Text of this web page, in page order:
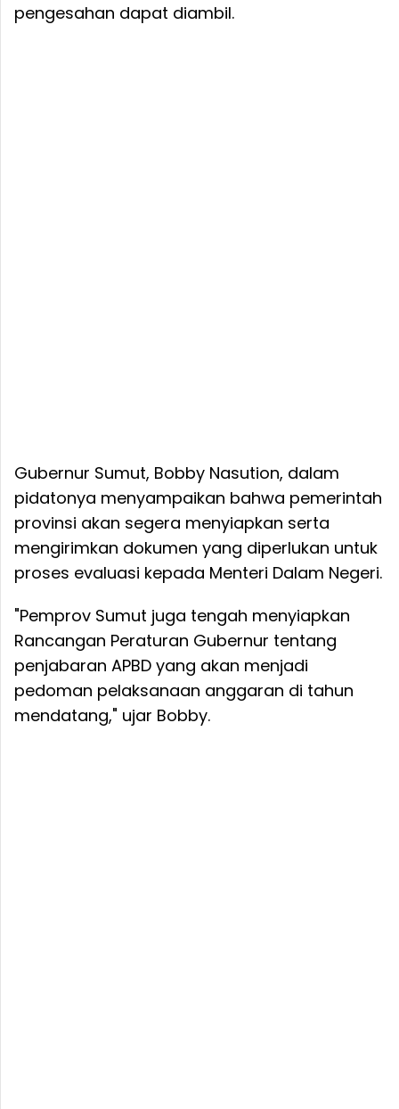
pengesahan dapat diambil.
Gubernur Sumut, Bobby Nasution, dalam
pidatonya menyampaikan bahwa pemerintah
provinsi akan segera menyiapkan serta
mengirimkan dokumen yang diperlukan untuk
proses evaluasi kepada Menteri Dalam Negeri.
"Pemprov Sumut juga tengah menyiapkan
Rancangan Peraturan Gubernur tentang
penjabaran APBD yang akan menjadi
pedoman pelaksanaan anggaran di tahun
mendatang," ujar Bobby.